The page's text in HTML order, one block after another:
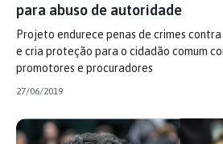
para abuso de autoridade
Projeto endurece penas de crimes
e cria proteção para o cidadão comum
promotores e procuradores
27/06/2019